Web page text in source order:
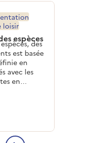
espèces
loisir
des
est basée
en
avec les
en